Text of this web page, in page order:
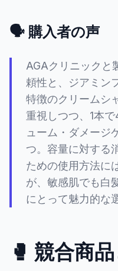
🗣️ 購入者の声
AGAクリニックと
頼性と、ジアミン
特徴のクリームシ
重視しつつ、1本
ューム・ダメージ
つ。容量に対する
ための使用方法に
が、敏感肌でも白
にとって魅力的な
🥊 競合商